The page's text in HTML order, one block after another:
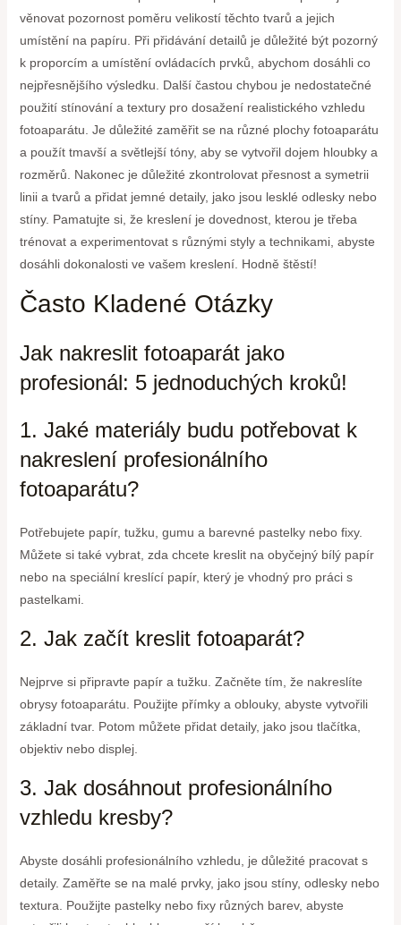
věnovat pozornost poměru velikostí těchto tvarů a jejich
umístění na papíru. Při přidávání detailů je důležité být pozorný
k proporcím a umístění ovládacích prvků, abychom dosáhli co
nejpřesnějšího výsledku. Další častou chybou je nedostatečné
použití stínování a textury pro dosažení realistického vzhledu
fotoaparátu. Je důležité zaměřit se na různé plochy fotoaparátu
a použít tmavší a světlejší tóny, aby se vytvořil dojem hloubky a
rozměrů. Nakonec je důležité zkontrolovat přesnost a symetrii
linii a tvarů a přidat jemné detaily, jako jsou lesklé odlesky nebo
stíny. Pamatujte si, že kreslení je dovednost, kterou je třeba
trénovat a experimentovat s různými styly a technikami, abyste
dosáhli dokonalosti ve vašem kreslení. Hodně štěstí!
Často Kladené Otázky
Jak nakreslit fotoaparát jako
profesionál: 5 jednoduchých kroků!
1. Jaké materiály budu potřebovat k
nakreslení profesionálního
fotoaparátu?
Potřebujete papír, tužku, gumu a barevné pastelky nebo fixy.
Můžete si také vybrat, zda chcete kreslit na obyčejný bílý papír
nebo na speciální kreslící papír, který je vhodný pro práci s
pastelkami.
2. Jak začít kreslit fotoaparát?
Nejprve si připravte papír a tužku. Začněte tím, že nakreslíte
obrysy fotoaparátu. Použijte přímky a oblouky, abyste vytvořili
základní tvar. Potom můžete přidat detaily, jako jsou tlačítka,
objektiv nebo displej.
3. Jak dosáhnout profesionálního
vzhledu kresby?
Abyste dosáhli profesionálního vzhledu, je důležité pracovat s
detaily. Zaměřte se na malé prvky, jako jsou stíny, odlesky nebo
textura. Použijte pastelky nebo fixy různých barev, abyste